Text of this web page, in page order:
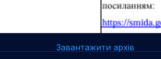
Завантажити архів